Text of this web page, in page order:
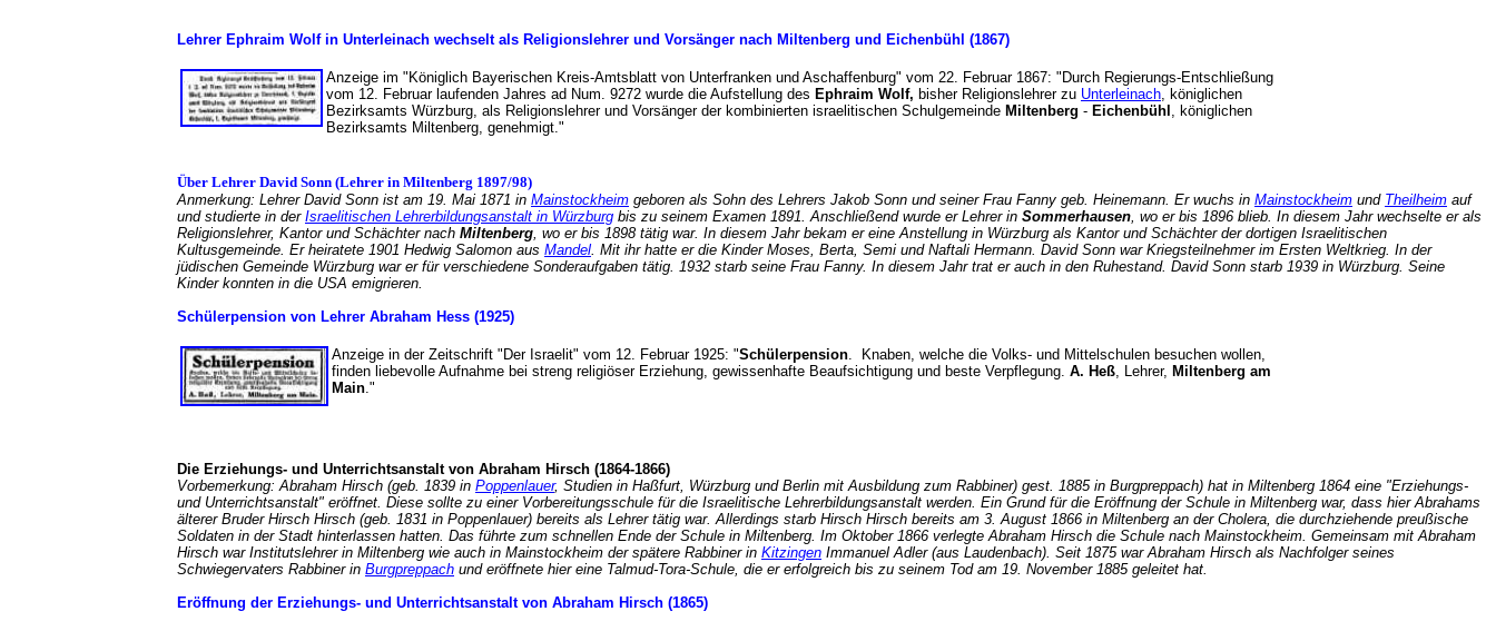
Lehrer Ephraim Wolf in Unterleinach wechselt als Religionslehrer und Vorsänger nach Miltenberg und Eichenbühl (1867)
Anzeige im "Königlich Bayerischen Kreis-Amtsblatt von Unterfranken und Aschaffenburg" vom 22. Februar 1867: "Durch Regierungs-Entschließung
vom 12. Februar laufenden Jahres ad Num. 9272 wurde die Aufstellung des Ephraim Wolf, bisher Religionslehrer zu Unterleinach, königlichen
Bezirksamts Würzburg, als Religionslehrer und Vorsänger der kombinierten israelitischen Schulgemeinde Miltenberg - Eichenbühl , königlichen
Bezirksamts Miltenberg, genehmigt."
Über Lehrer David Sonn (Lehrer in Miltenberg 1897/98)
Anmerkung: Lehrer David Sonn ist am 19. Mai 1871 in Mainstockheim geboren als Sohn des Lehrers Jakob Sonn und seiner Frau Fanny geb. Heinemann. Er wuchs in Mainstockheim und Theilheim auf
und studierte in der Israelitischen Lehrerbildungsanstalt in Würzburg bis zu seinem Examen 1891. Anschließend wurde er Lehrer in Sommerhausen, wo er bis 1896 blieb. In diesem Jahr wechselte er als
Religionslehrer, Kantor und Schächter nach Miltenberg, wo er bis 1898 tätig war. In diesem Jahr bekam er eine Anstellung in Würzburg als Kantor und Schächter der dortigen Israelitischen
Kultusgemeinde. Er heiratete 1901 Hedwig Salomon aus Mandel. Mit ihr hatte er die Kinder Moses, Berta, Semi und Naftali Hermann. David Sonn war Kriegsteilnehmer im Ersten Weltkrieg. In der
jüdischen Gemeinde Würzburg war er für verschiedene Sonderaufgaben tätig. 1932 starb seine Frau Fanny. In diesem Jahr trat er auch in den Ruhestand. David Sonn starb 1939 in Würzburg. Seine
Kinder konnten in die USA emigrieren.
Schülerpension von Lehrer Abraham Hess (1925)
Anzeige in der Zeitschrift "Der Israelit" vom 12. Februar 1925: "Schülerpension. Knaben, welche die Volks- und Mittelschulen besuchen wollen,
finden liebevolle Aufnahme bei streng religiöser Erziehung, gewissenhafte Beaufsichtigung und beste Verpflegung. A. Heß, Lehrer, Miltenberg am
Main."
Die Erziehungs- und Unterrichtsanstalt von Abraham Hirsch (1864-1866)
Vorbemerkung: Abraham Hirsch (geb. 1839 in Poppenlauer, Studien in Haßfurt, Würzburg und Berlin mit Ausbildung zum Rabbiner) gest. 1885 in Burgpreppach) hat in Miltenberg 1864 eine "Erziehungs-
und Unterrichtsanstalt" eröffnet. Diese sollte zu einer Vorbereitungsschule für die Israelitische Lehrerbildungsanstalt werden. Ein Grund für die Eröffnung der Schule in Miltenberg war, dass hier Abrahams
älterer Bruder Hirsch Hirsch (geb. 1831 in Poppenlauer) bereits als Lehrer tätig war. Allerdings starb Hirsch Hirsch bereits am 3. August 1866 in Miltenberg an der Cholera, die durchziehende preußische
Soldaten in der Stadt hinterlassen hatten. Das führte zum schnellen Ende der Schule in Miltenberg. Im Oktober 1866 verlegte Abraham Hirsch die Schule nach Mainstockheim. Gemeinsam mit Abraham
Hirsch war Institutslehrer in Miltenberg wie auch in Mainstockheim der spätere Rabbiner in Kitzingen Immanuel Adler (aus Laudenbach). Seit 1875 war Abraham Hirsch als Nachfolger seines
Schwiegervaters Rabbiner in Burgpreppach und eröffnete hier eine Talmud-Tora-Schule, die er erfolgreich bis zu seinem Tod am 19. November 1885 geleitet hat.
Eröffnung der Erziehungs- und Unterrichtsanstalt von Abraham Hirsch (1865)